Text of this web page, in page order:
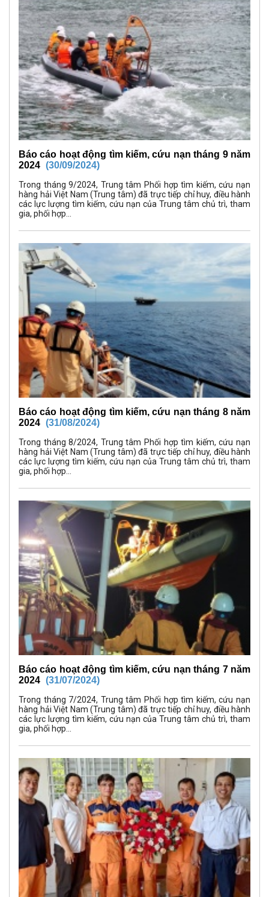
Báo cáo hoạt động tìm kiếm, cứu nạn tháng 9 năm
2024 (30/09/2024)
Trong tháng 9/2024, Trung tâm Phối hợp tìm kiếm, cứu nạn
hàng hải Việt Nam (Trung tâm) đã trực tiếp chỉ huy, điều hành
các lực lượng tìm kiếm, cứu nạn của Trung tâm chủ trì, tham
gia, phối hợp...
Báo cáo hoạt động tìm kiếm, cứu nạn tháng 8 năm
2024 (31/08/2024)
Trong tháng 8/2024, Trung tâm Phối hợp tìm kiếm, cứu nạn
hàng hải Việt Nam (Trung tâm) đã trực tiếp chỉ huy, điều hành
các lực lượng tìm kiếm, cứu nạn của Trung tâm chủ trì, tham
gia, phối hợp...
Báo cáo hoạt động tìm kiếm, cứu nạn tháng 7 năm
2024 (31/07/2024)
Trong tháng 7/2024, Trung tâm Phối hợp tìm kiếm, cứu nạn
hàng hải Việt Nam (Trung tâm) đã trực tiếp chỉ huy, điều hành
các lực lượng tìm kiếm, cứu nạn của Trung tâm chủ trì, tham
gia, phối hợp...